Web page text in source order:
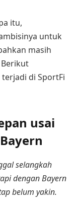
itu,
untuk
masih
di SportFi
usai
selangkah
dengan Bayern
belum yakin.